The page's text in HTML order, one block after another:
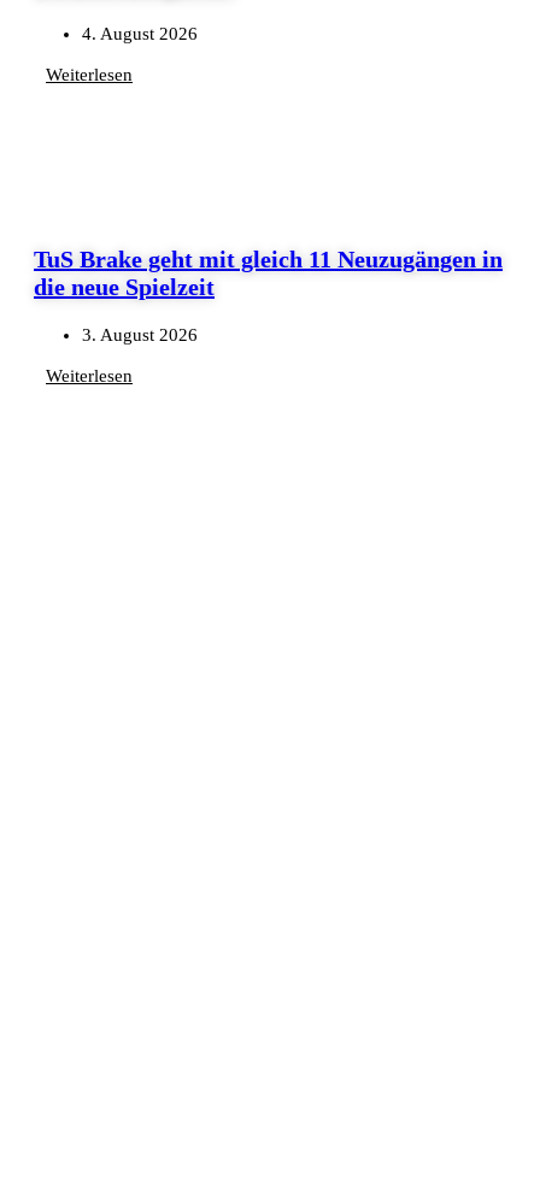
4. August 2026
Weiterlesen
TuS Brake geht mit gleich 11 Neuzugängen in
die neue Spielzeit
3. August 2026
Weiterlesen